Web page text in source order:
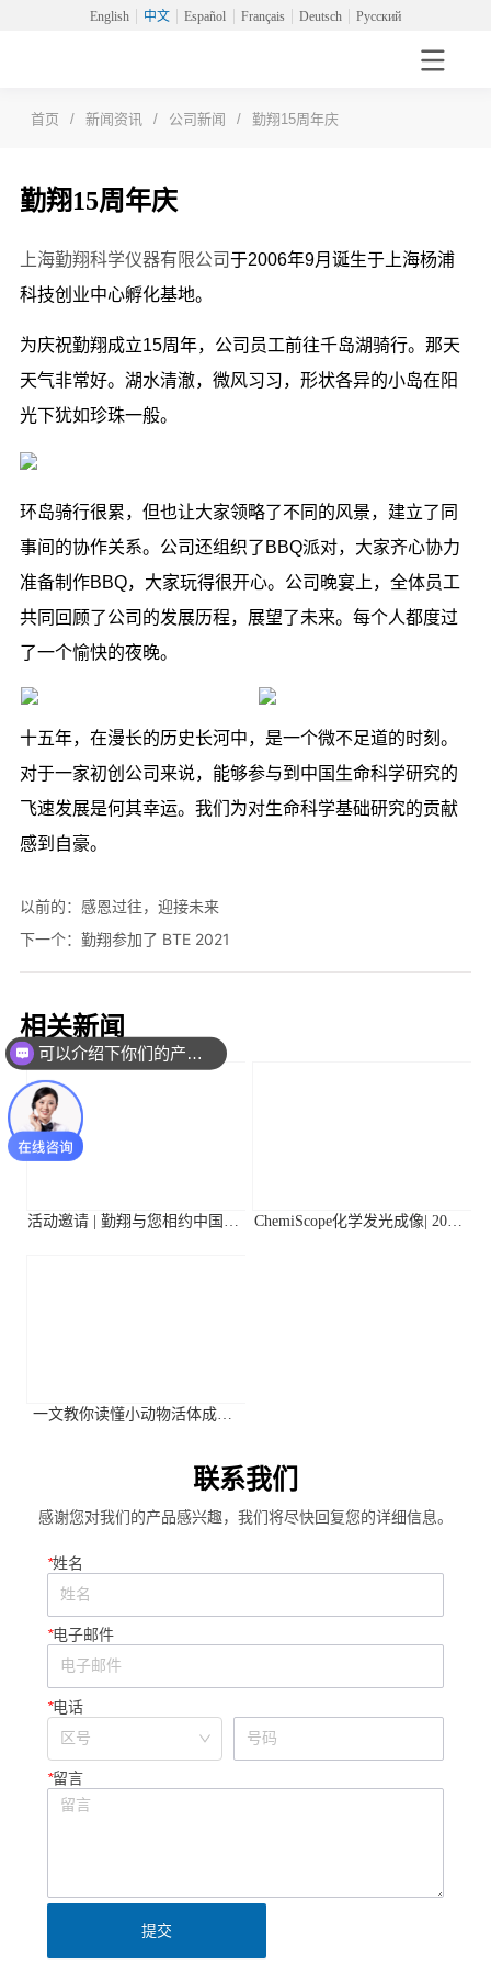
English 中文 Español Français Deutsch Русский
首页 / 新闻资讯 / 公司新闻 / 勤翔15周年庆
勤翔15周年庆
以前的：感恩过往，迎接未来
下一个：勤翔参加了 BTE 2021
相关新闻
活动邀请 | 勤翔与您相约中国植
ChemiScope化学发光成像| 2026
一文教你读懂小动物活体成像
联系我们
感谢您对我们的产品感兴趣，我们将尽快回复您的详细信息。
*姓名
*电子邮件
*电话
*留言
提交
可以介绍下你们的产品么？